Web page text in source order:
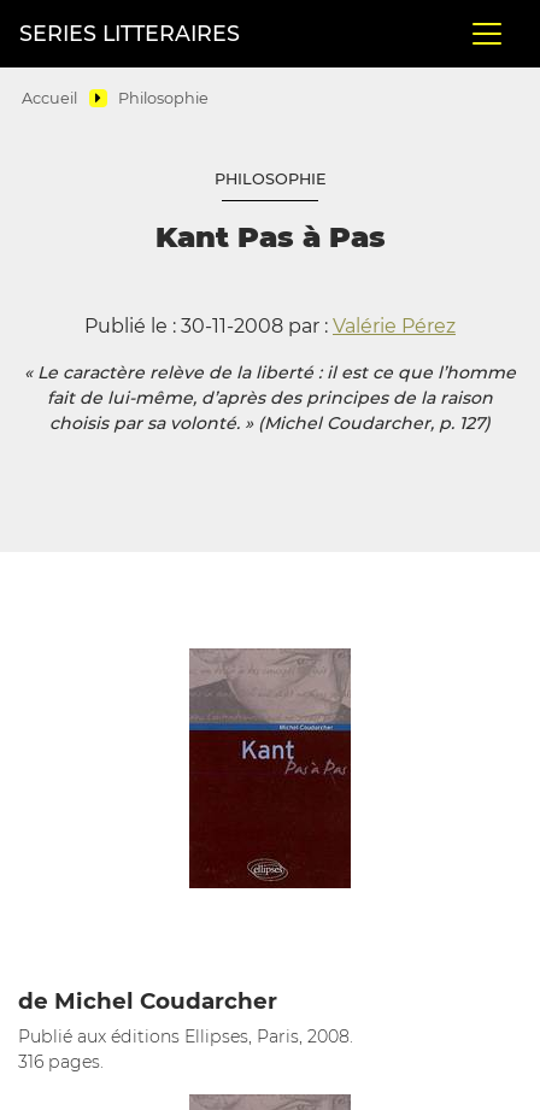
SERIES LITTERAIRES
Accueil Philosophie
PHILOSOPHIE
Kant Pas à Pas
Publié le : 30-11-2008 par : Valérie Pérez
« Le caractère relève de la liberté : il est ce que l’homme
fait de lui-même, d’après des principes de la raison
choisis par sa volonté. » (Michel Coudarcher, p. 127)
de Michel Coudarcher
Publié aux éditions Ellipses, Paris, 2008.
316 pages.